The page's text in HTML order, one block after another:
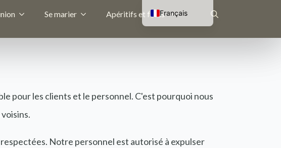
Se marier Apéritifs et fêtes
Rechercher
pour les clients et le personnel. C'est pourquoi nous
Notre personnel est autorisé à expulser
Français
Nederlands